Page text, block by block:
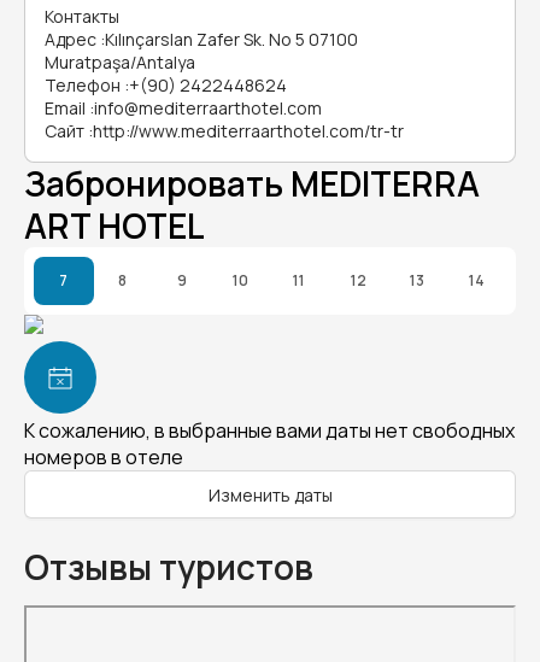
Контакты
Адрес :Kılınçarslan Zafer Sk. No 5 07100
Muratpaşa/Antalya
Телефон :+(90) 2422448624
Email :info@mediterraarthotel.com
Сайт :http://www.mediterraarthotel.com/tr-tr
Забронировать MEDITERRA
ART HOTEL
7 8 9 10 11 12 13 14
К сожалению, в выбранные вами даты нет свободных
номеров в отеле
Изменить даты
Отзывы туристов